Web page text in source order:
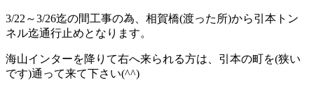
3/22～3/26迄の間工事の為、相賀橋(渡った所)から引本トン
ネル迄通行止めとなります。
海山インターを降りて右へ来られる方は、引本の町を(狭い
です)通って来て下さい(^^)